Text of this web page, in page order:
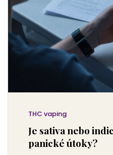
THC vaping
Je sativa nebo
panické útoky?